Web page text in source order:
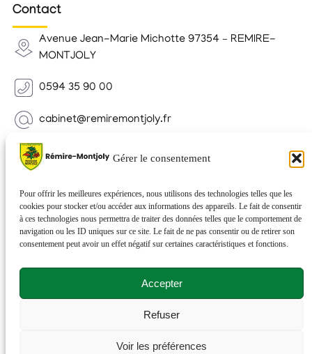
Gérer le consentement
Pour offrir les meilleures expériences, nous utilisons des technologies telles que les
cookies pour stocker et/ou accéder aux informations des appareils. Le fait de consentir
à ces technologies nous permettra de traiter des données telles que le comportement de
navigation ou les ID uniques sur ce site. Le fait de ne pas consentir ou de retirer son
consentement peut avoir un effet négatif sur certaines caractéristiques et fonctions.
Accepter
Refuser
Voir les préférences
Contact
Avenue Jean-Marie Michotte 97354 – REMIRE-
MONTJOLY
0594 35 90 00
cabinet@remiremontjoly.fr
Newsletter
nouvelles de votre commune.